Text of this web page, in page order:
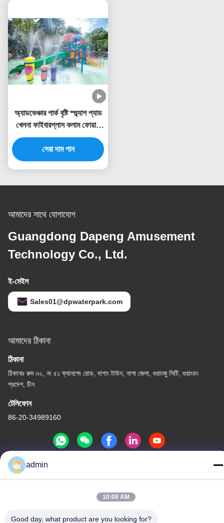
অ্যাডভেঞ্চার পার্ক বৃষ্টি স্প্ল্যাশ প্যাড
খেলনা ফাইবারগ্লাস কলাম ফোয়ারা
স্প্রে সেট
সেরা দাম পান
আমাদের সাথে যোগাযোগ
Guangdong Dapeng Amusement
Technology Co., Ltd.
ই-মেইল
Sales01@dpwaterpark.com
আমাদের ঠিকানা
ঠিকানা
ঠিকানাঃ রুম ৩২, নং ৫১ ফ্যানশেং রোড, দাগাং টাউন, নাশা জেলা, গুয়াংজু সিটি, গুয়াংডং
প্রদেশ, চীন
টেলিফোন
86-20-34989160
চীন ভালো মানের ওয়াটার পার্ক স্লাইড সরবরাহকারী। কপিরাইট © -2026 Guangdong
admin
10:08 AM
Good day, what product are you looking for?